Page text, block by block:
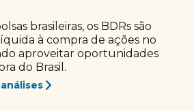
brasileiras, os BDRs são
à compra de ações no
aproveitar oportunidades
do Brasil.